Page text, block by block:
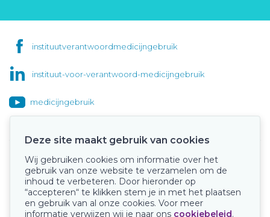
instituutverantwoordmedicijngebruik
instituut-voor-verantwoord-medicijngebruik
medicijngebruik
Onze keurmerken
Deze site maakt gebruik van cookies
Wij gebruiken cookies om informatie over het
gebruik van onze website te verzamelen om de
inhoud te verbeteren. Door hieronder op
“accepteren“ te klikken stem je in met het plaatsen
en gebruik van al onze cookies. Voor meer
informatie verwijzen wij je naar ons cookiebeleid.